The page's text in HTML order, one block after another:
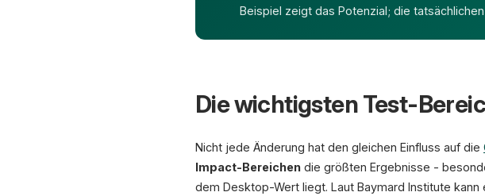
Beispiel zeigt das Potenzial; die
Die wichtigsten Test-
Nicht jede Änderung hat den gleichen Einfluss auf die
Impact-Bereichen die größten Ergebnisse -
dem Desktop-Wert liegt. Laut Baymard Institute